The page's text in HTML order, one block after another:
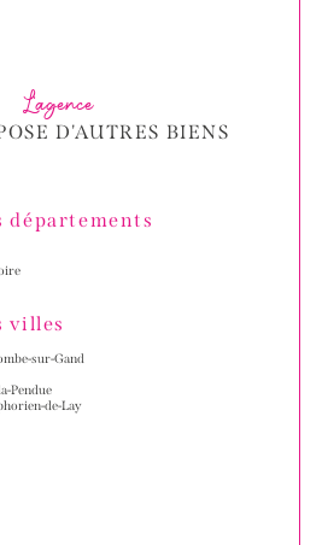
L'agence
D'AUTRES BIENS
départements
villes
sur-Gand
Pendue
de-Lay